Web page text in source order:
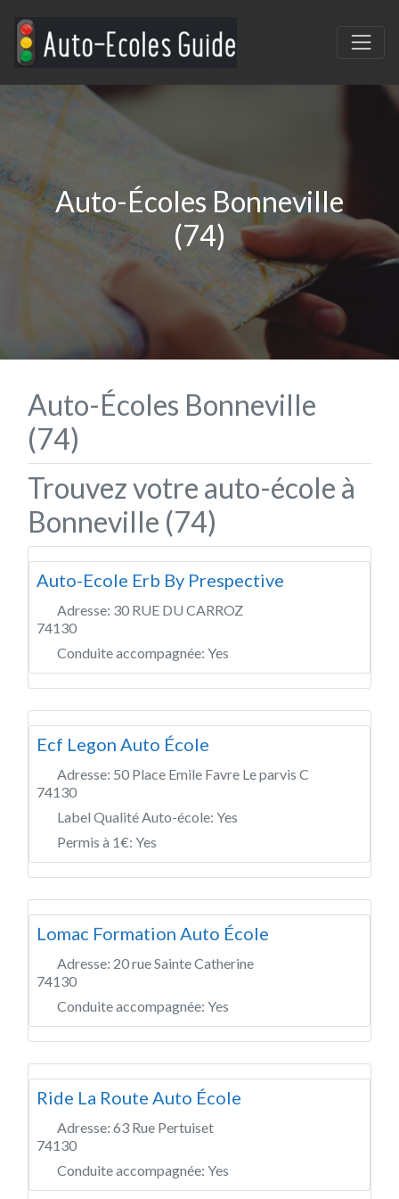
Auto-Écoles Bonneville
(74)
Auto-Écoles Bonneville
(74)
Trouvez votre auto-école à
Bonneville (74)
Auto-Ecole Erb By Prespective
Adresse: 30 RUE DU CARROZ
74130
Conduite accompagnée: Yes
Ecf Legon Auto École
Adresse: 50 Place Emile Favre Le parvis C
74130
Label Qualité Auto-école: Yes
Permis à 1€: Yes
Lomac Formation Auto École
Adresse: 20 rue Sainte Catherine
74130
Conduite accompagnée: Yes
Ride La Route Auto École
Adresse: 63 Rue Pertuiset
74130
Conduite accompagnée: Yes